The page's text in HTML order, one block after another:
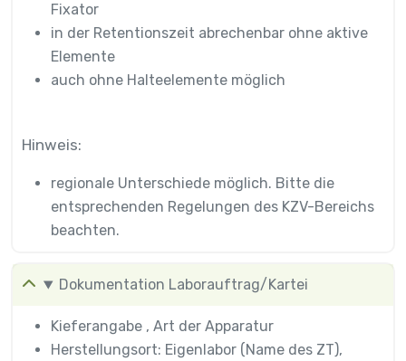
Fixator
in der Retentionszeit abrechenbar ohne aktive
Elemente
auch ohne Halteelemente möglich
Hinweis:
regionale Unterschiede möglich. Bitte die
entsprechenden Regelungen des KZV-Bereichs
beachten.
Dokumentation Laborauftrag/Kartei
Kieferangabe , Art der Apparatur
Herstellungsort: Eigenlabor (Name des ZT),